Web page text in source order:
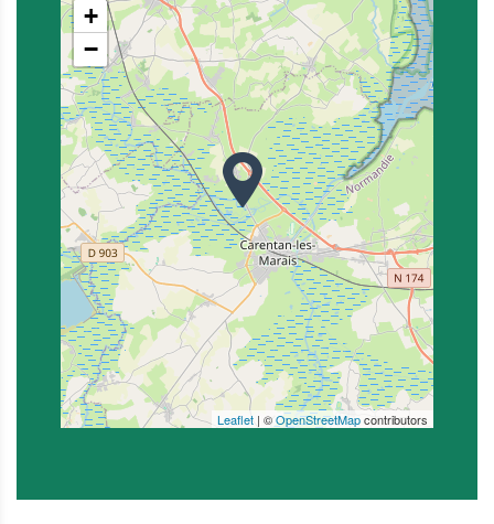
+
−
Leaflet | ©OpenStreetMapcontributors